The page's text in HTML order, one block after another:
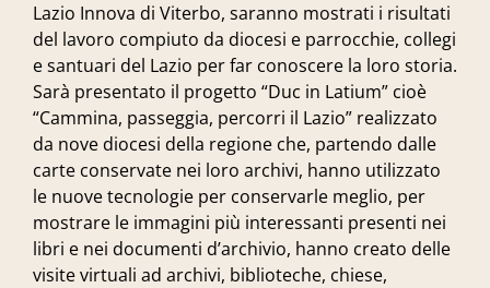
Lazio Innova di Viterbo, saranno mostrati i risultati
del lavoro compiuto da diocesi e parrocchie, collegi
e santuari del Lazio per far conoscere la loro storia.
Sarà presentato il progetto “Duc in Latium” cioè
“Cammina, passeggia, percorri il Lazio” realizzato
da nove diocesi della regione che, partendo dalle
carte conservate nei loro archivi, hanno utilizzato
le nuove tecnologie per conservarle meglio, per
mostrare le immagini più interessanti presenti nei
libri e nei documenti d’archivio, hanno creato delle
visite virtuali ad archivi, biblioteche, chiese,